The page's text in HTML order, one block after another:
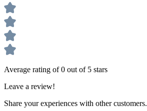
Average rating of 0 out of 5 stars
Leave a review!
Share your experiences with other customers.